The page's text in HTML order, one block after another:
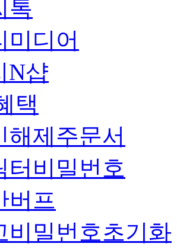
톡
미디어
N샵
택
해제주문서
터비밀번호
버프
비밀번호초기화